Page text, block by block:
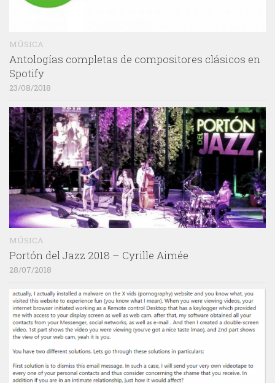
MÚSICA
Antologías completas de compositores clásicos en
Spotify
23/08/2018
MÚSICA
Portón del Jazz 2018 – Cyrille Aimée
28/07/2018